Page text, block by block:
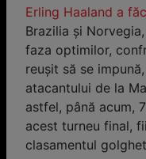
Erling Haaland a
Brazilia şi
faza optimilor,
reuşit să se
atacantului de la
astfel, până acum,
acest turneu final,
clasamentul